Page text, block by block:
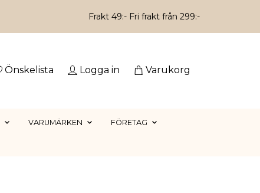
Frakt 49:- Fri frakt från 299:-
Önskelista Logga in Varukorg
VARUMÄRKEN FÖRETAG